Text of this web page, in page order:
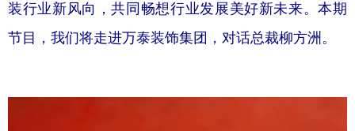
装行业新风向，共同畅想行业发展美好新未来。本期
节目，我们将走进万泰装饰集团，对话总裁柳方洲。